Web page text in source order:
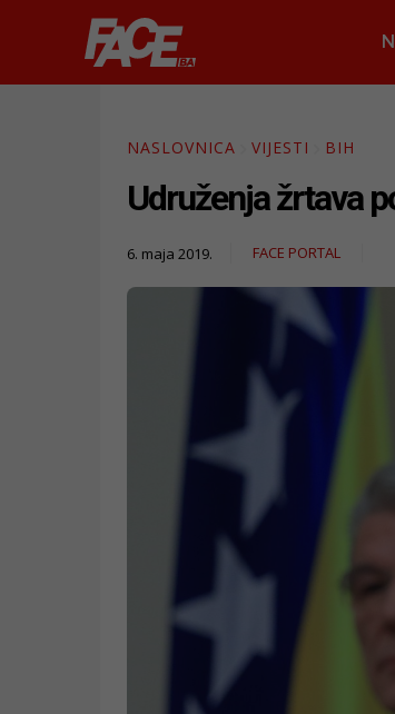
NASLOVNICA VIJESTI BIH
Udruženja žrtava
6. maja 2019. FACE PORTAL